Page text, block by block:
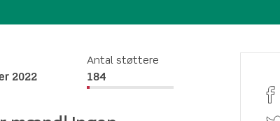
2022
Antal støttere
184